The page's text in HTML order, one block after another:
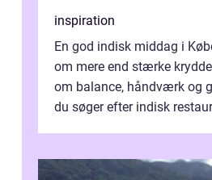
inspiration
En god indisk middag i
om mere end stærke
om balance, håndværk og
du søger efter indisk